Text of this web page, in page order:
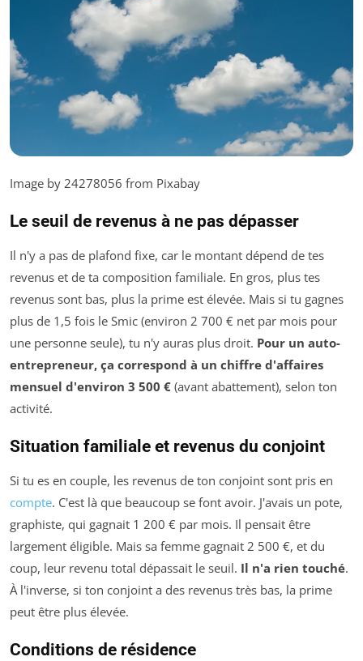
Image by 24278056 from Pixabay
Le seuil de revenus à ne pas dépasser
Il n'y a pas de plafond fixe, car le montant dépend de tes
revenus et de ta composition familiale. En gros, plus tes
revenus sont bas, plus la prime est élevée. Mais si tu gagnes
plus de 1,5 fois le Smic (environ 2 700 € net par mois pour
une personne seule), tu n'y auras plus droit. Pour un auto-
entrepreneur, ça correspond à un chiffre d'affaires
mensuel d'environ 3 500 € (avant abattement), selon ton
activité.
Situation familiale et revenus du conjoint
Si tu es en couple, les revenus de ton conjoint sont pris en
compte. C'est là que beaucoup se font avoir. J'avais un pote,
graphiste, qui gagnait 1 200 € par mois. Il pensait être
largement éligible. Mais sa femme gagnait 2 500 €, et du
coup, leur revenu total dépassait le seuil. Il n'a rien touché.
À l'inverse, si ton conjoint a des revenus très bas, la prime
peut être plus élevée.
Conditions de résidence